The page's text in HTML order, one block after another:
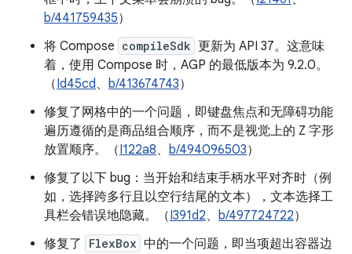
b/441759435）
将 Compose compileSdk 更新为 API 37。这意味
着，使用 Compose 时，AGP 的最低版本为 9.2.0。
（Id45cd、 b/413674743）
修复了网格中的一个问题，即键盘焦点和无障碍功能
遍历遵循的是商品组合顺序，而不是视觉上的 Z 字形
放置顺序。（I122a8、 b/494096503）
修复了以下 bug：当开始和结束手柄水平对齐时（例
如，选择跨多行且以空行结尾的文本），文本选择工
具栏会错误地隐藏。（I391d2、 b/497724722）
修复了
FlexBox 中的一个问题，即当项超出容器边